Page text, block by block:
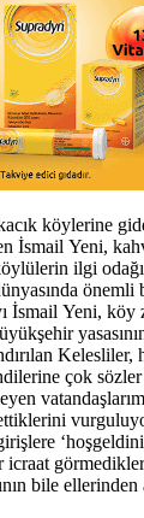
köylerine
İsmail Yeni,
ilgi
önemli
İsmail Yeni,
Kelesliler,
çok
icraat
bile ellerinden